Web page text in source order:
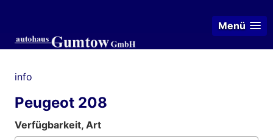
Menü
info
Peugeot 208
Verfügbarkeit, Art